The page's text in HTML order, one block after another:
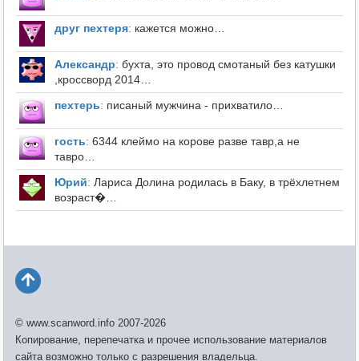
друг пехтеря: кажется можно…
Александр: бухта, это провод смотаный без катушки
,кроссворд 2014…
пехтерь: писаный мужчина - прихватило…
гость: 6344 клеймо на корове разве тавр,а не
тавро…
Юрий: Лариса Долина родилась в Баку, в трёхлетнем
возраст�…
© www.scanword.info 2007-2026
Копирование, перепечатка и прочее использование материалов
сайта возможно только с разрешения владельца.